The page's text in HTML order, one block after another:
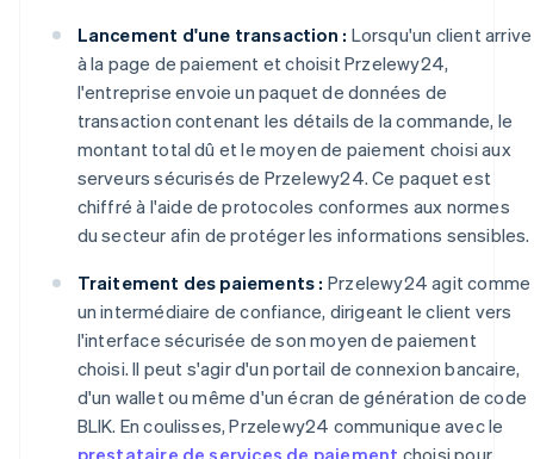
Lancement d'une transaction : Lorsqu'un client arrive
à la page de paiement et choisit Przelewy24,
l'entreprise envoie un paquet de données de
transaction contenant les détails de la commande, le
montant total dû et le moyen de paiement choisi aux
serveurs sécurisés de Przelewy24. Ce paquet est
chiffré à l'aide de protocoles conformes aux normes
du secteur afin de protéger les informations sensibles.
Traitement des paiements : Przelewy24 agit comme
un intermédiaire de confiance, dirigeant le client vers
l'interface sécurisée de son moyen de paiement
choisi. Il peut s'agir d'un portail de connexion bancaire,
d'un wallet ou même d'un écran de génération de code
BLIK. En coulisses, Przelewy24 communique avec le
prestataire de services de paiement choisi pour